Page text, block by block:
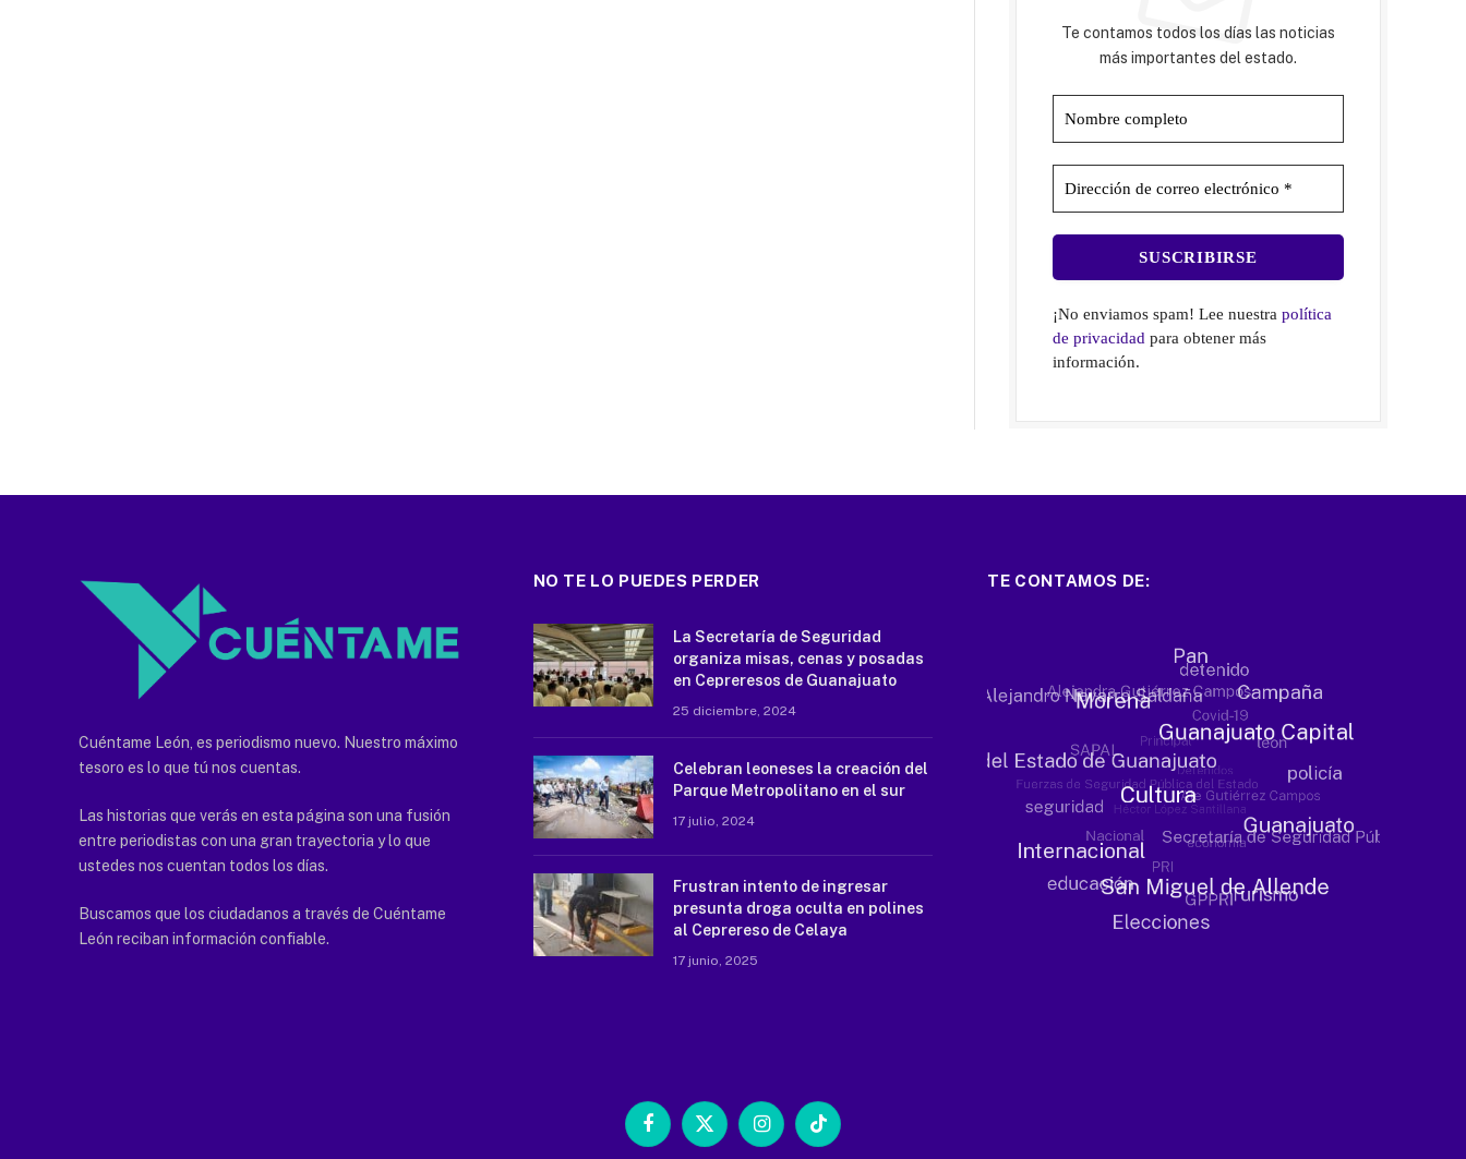
Te contamos todos los días las noticias
más importantes del estado.
¡No enviamos spam! Lee nuestrapolítica
de privacidad para obtener más
información.
Cuéntame León, es periodismo nuevo. Nuestro máximo
tesoro es lo que tú nos cuentas.
Las historias que verás en esta página son una fusión
entre periodistas con una gran trayectoria y lo que
ustedes nos cuentan todos los días.
Buscamos que los ciudadanos a través de Cuéntame
León reciban información confiable.
NO TE LO PUEDES PERDER
La Secretaría de Seguridad
organiza misas, cenas y posadas
en Cepreresos de Guanajuato
25 diciembre, 2024
Celebran leoneses la creación del
Parque Metropolitano en el sur
17 julio, 2024
Frustran intento de ingresar
presunta droga oculta en polines
al Ceprereso de Celaya
17 junio, 2025
TE CONTAMOS DE:
Facebook
X
InstagramTikTok